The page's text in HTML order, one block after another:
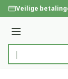
Ga naar de
Veilige
Menu
Product,